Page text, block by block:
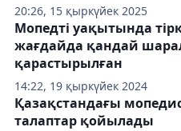
20:26, 15 қыркүйек 2025
14:22, 19 қыркүйек 2024
Мопедті уақытында
жағдайда қандай
қарастырылған
Қазақстандағы
талаптар қойылады